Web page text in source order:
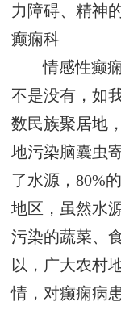
力障碍、精神
癫痫科
情感性癫
不是没有，如
数民族聚居地
地污染脑囊虫
了水源，80%
地区，虽然水
污染的蔬菜、
以，广大农村
情，对癫痫病